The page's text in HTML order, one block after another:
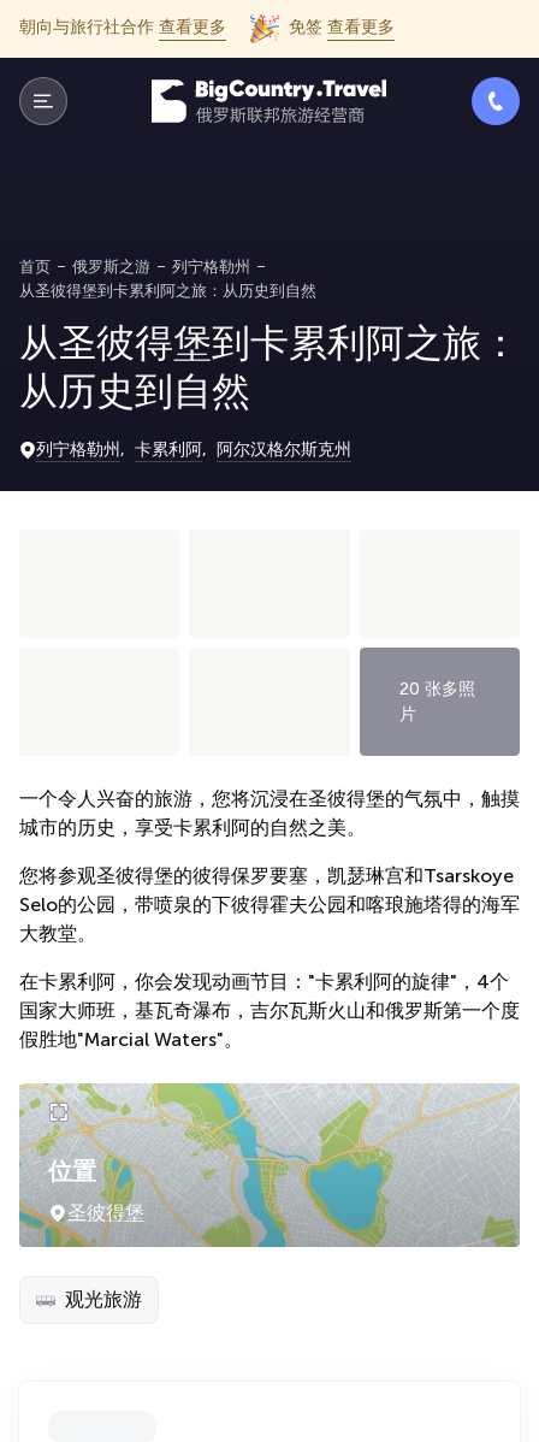
朝向与旅行社合作 查看更多 免签 查看更多
首页 俄罗斯之游
列宁格勒州
从圣彼得堡到卡累利阿之旅：从历史到自然
从圣彼得堡到卡累利阿之旅：
从历史到自然
列宁格勒州 卡累利阿 阿尔汉格尔斯克州
20 张多照
片
一个令人兴奋的旅游，您将沉浸在圣彼得堡的气氛中，触摸
城市的历史，享受卡累利阿的自然之美。
您将参观圣彼得堡的彼得保罗要塞，凯瑟琳宫和Tsarskoye
Selo的公园，带喷泉的下彼得霍夫公园和喀琅施塔得的海军
大教堂。
在卡累利阿，你会发现动画节目："卡累利阿的旋律"，4个
国家大师班，基瓦奇瀑布，吉尔瓦斯火山和俄罗斯第一个度
假胜地"Marcial Waters"。
位置
圣彼得堡
观光旅游